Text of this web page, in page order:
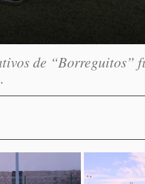
de “Borreguitos”